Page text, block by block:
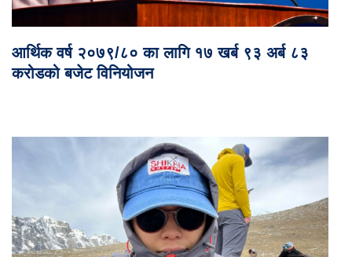
आर्थिक वर्ष २०७९/८० का लागि १७ खर्ब ९३ अर्ब ८३
करोडको बजेट विनियोजन